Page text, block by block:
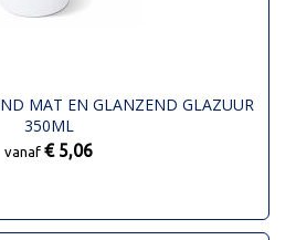
MAT EN GLANZEND GLAZUUR
350ML
vanaf € 5,06